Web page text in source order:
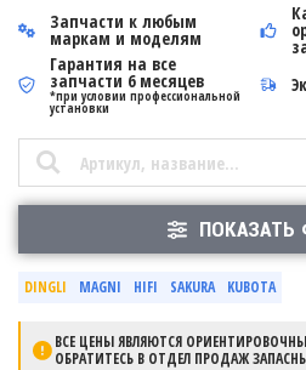
Запчасти к любым
маркам и моделям
Гарантия на все
запчасти 6 месяцев
*при условии профессиональной
установки
ПОКАЗАТЬ
DINGLI MAGNI HIFI SAKURA KUBOTA
ВСЕ ЦЕНЫ ЯВЛЯЮТСЯ
ОБРАТИТЕСЬ В ОТДЕЛ ПРОДАЖ